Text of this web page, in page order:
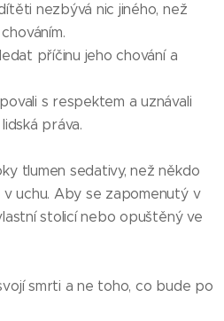
nezbývá nic jiného, než
příčinu jeho chování a
s respektem a uznávali
práva.
tlumen sedativy, než někdo
uchu. Aby se zapomenutý v
stolicí nebo opuštěný ve
smrti a ne toho, co bude po